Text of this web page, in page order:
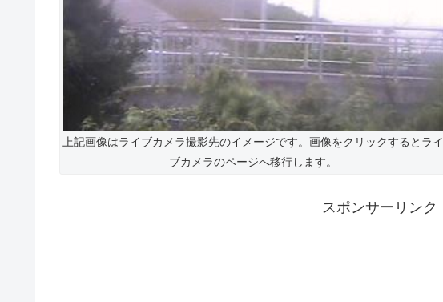
上記画像はライブカメラ撮影先のイメージです。画像をクリックするとライ
ブカメラのページへ移行します。
スポンサーリンク